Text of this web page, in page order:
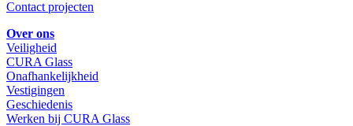
Contact projecten
Over ons
Veiligheid
CURA Glass
Onafhankelijkheid
Vestigingen
Geschiedenis
Werken bij CURA Glass